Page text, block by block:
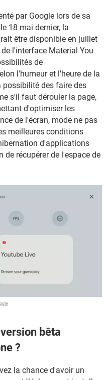
par Google lors de sa
18 mai dernier, la
être disponible en juillet
l'interface Material You
de
l'humeur et l'heure de la
possibilité des faire des
s'il faut dérouler la page,
d'optimiser les
de l'écran, mode ne pas
meilleures conditions
d'applications
récupérer de l'espace de
bêta
?
la chance d'avoir un